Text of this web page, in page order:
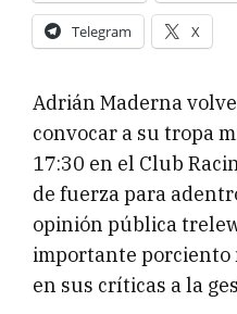
Telegram X
Adrián Maderna
convocar a su tropa
17:30 en el Club
de fuerza para
opinión pública
importante porciento
en sus críticas a la